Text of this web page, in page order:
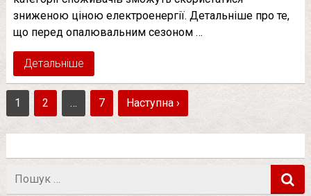
зниженою ціною електроенергії. Детальніше про те,
що перед опалювальним сезоном …
Детальніше
1 2 … 7 Наступна ›
Пошук